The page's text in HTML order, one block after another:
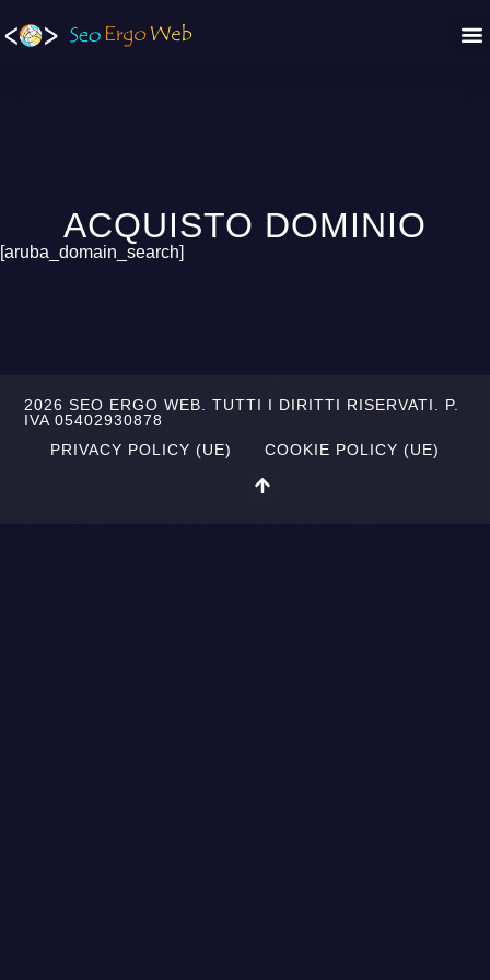
ACQUISTO DOMINIO
[aruba_domain_search]
2026 SEO ERGO WEB. TUTTI I DIRITTI RISERVATI. P.
IVA 05402930878
PRIVACY POLICY (UE)
COOKIE POLICY (UE)